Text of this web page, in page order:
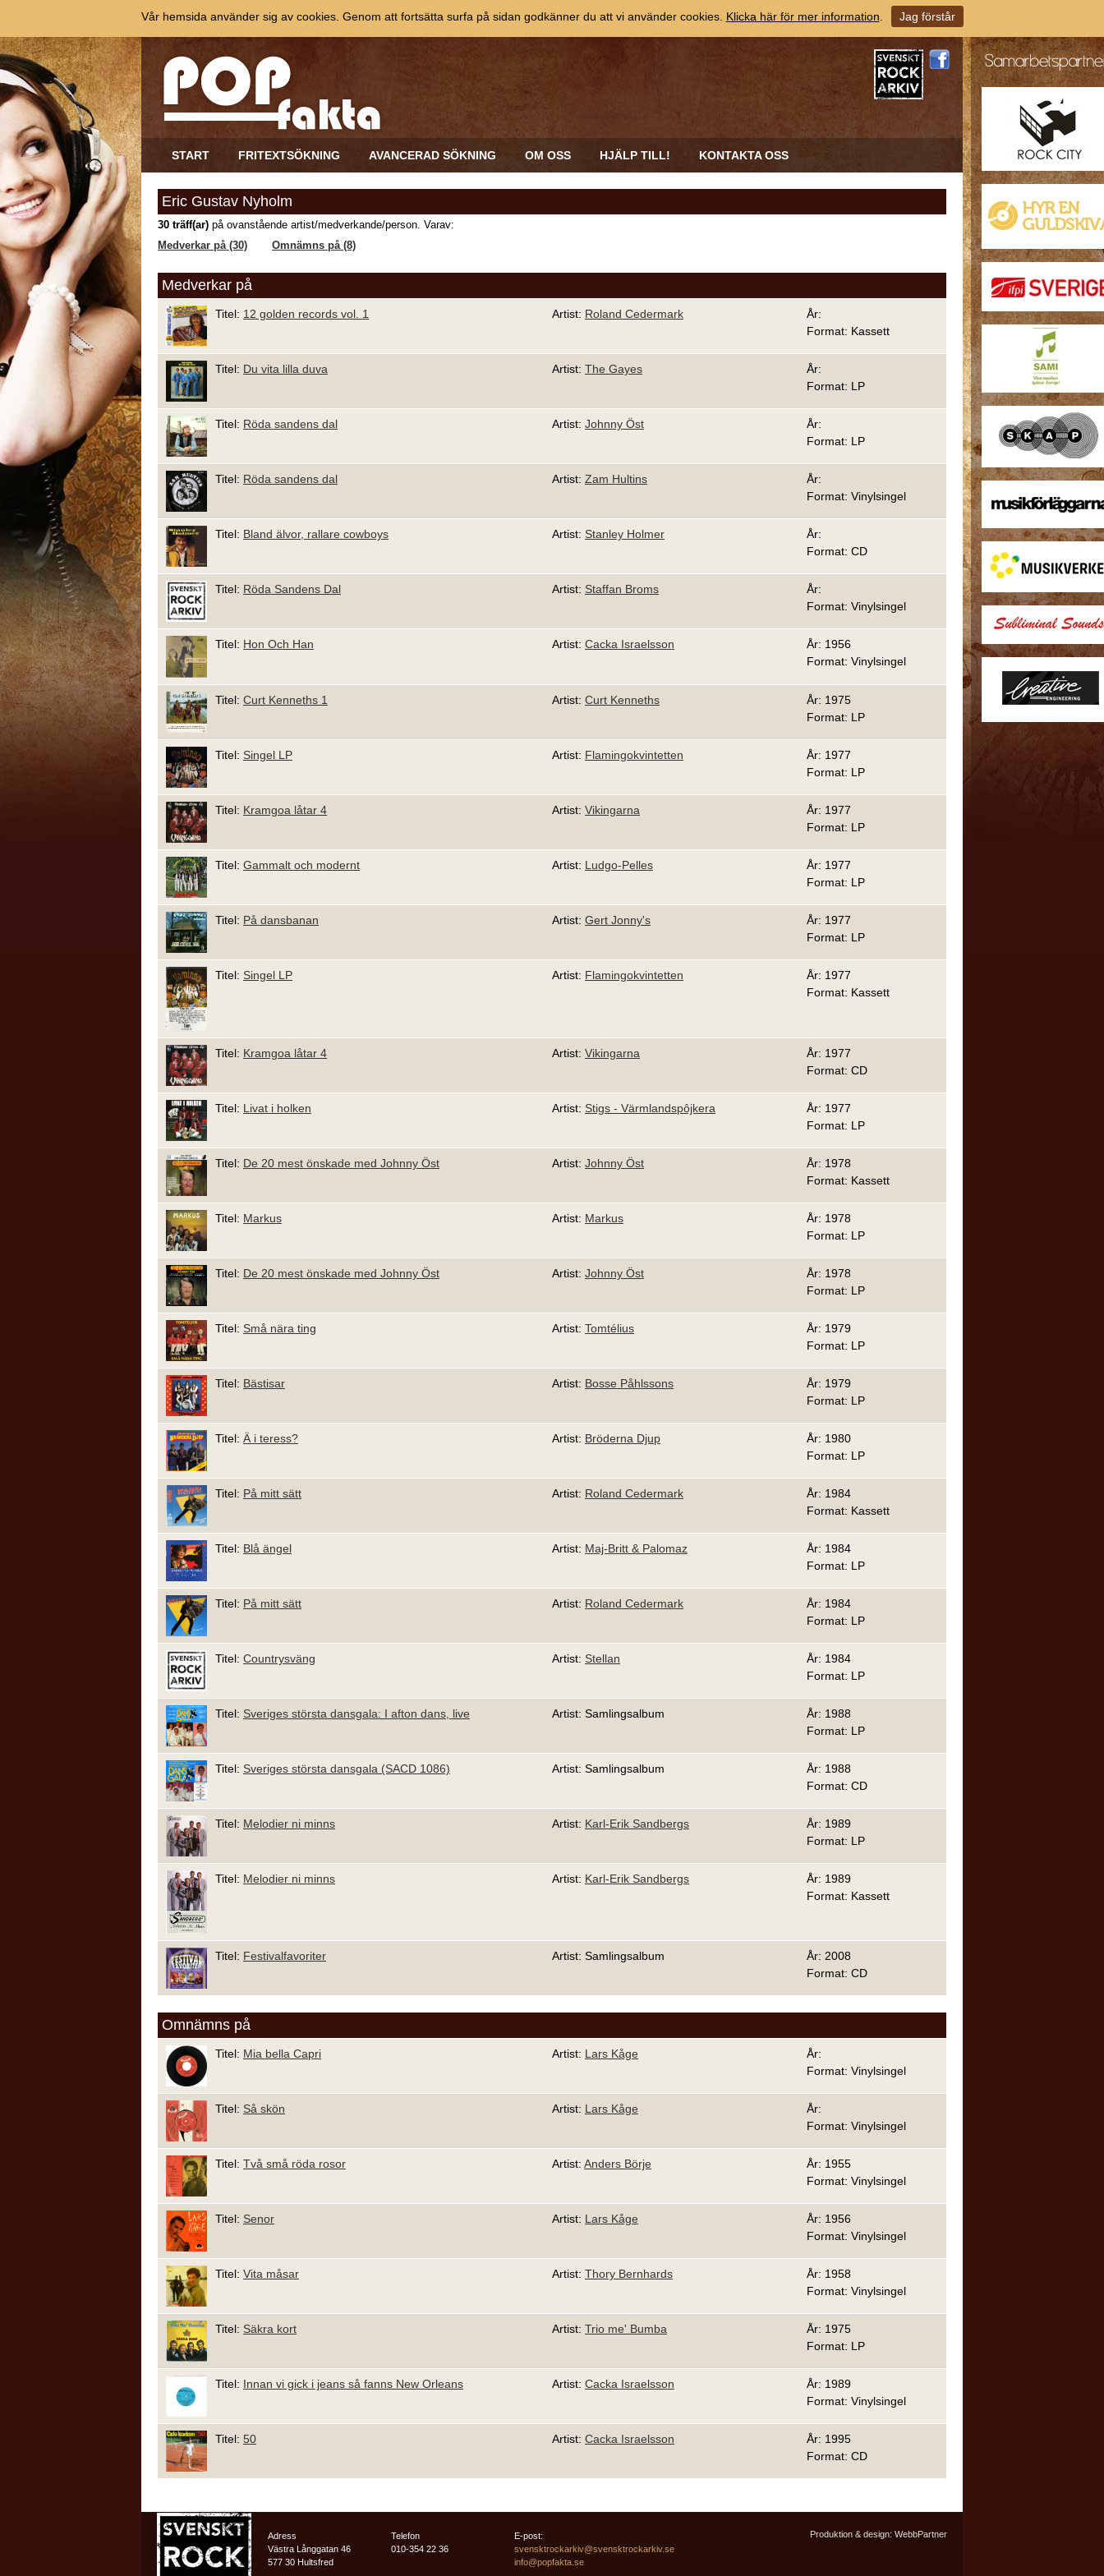
START FRITEXTSÖKNING AVANCERAD SÖKNING OM OSS HJÄLP TILL! KONTAKTA OSS
Eric Gustav Nyholm
30 träff(ar) på ovanstående artist/medverkande/person. Varav:
Medverkar på (30)
Omnämns på (8)
Medverkar på
Titel: 12 golden records vol. 1 Artist: Roland Cedermark
År:
Format: Kassett
Titel: Du vita lilla duva Artist: The Gayes
År:
Format: LP
Titel: Röda sandens dal Artist: Johnny Öst
År:
Format: LP
Titel: Röda sandens dal Artist: Zam Hultins
År:
Format: Vinylsingel
Titel: Bland älvor, rallare cowboys Artist: Stanley Holmer
År:
Format: CD
Titel: Röda Sandens Dal Artist: Staffan Broms
År:
Format: Vinylsingel
Titel: Hon Och Han Artist: Cacka Israelsson
År: 1956
Format: Vinylsingel
Titel: Curt Kenneths 1 Artist: Curt Kenneths
År: 1975
Format: LP
Titel: Singel LP Artist: Flamingokvintetten
År: 1977
Format: LP
Titel: Kramgoa låtar 4 Artist: Vikingarna
År: 1977
Format: LP
Titel: Gammalt och modernt Artist: Ludgo-Pelles
År: 1977
Format: LP
Titel: På dansbanan Artist: Gert Jonny's
År: 1977
Format: LP
Titel: Singel LP Artist: Flamingokvintetten
År: 1977
Format: Kassett
Titel: Kramgoa låtar 4 Artist: Vikingarna
År: 1977
Format: CD
Titel: Livat i holken Artist: Stigs - Värmlandspôjkera
År: 1977
Format: LP
Titel: De 20 mest önskade med Johnny Öst Artist: Johnny Öst
År: 1978
Format: Kassett
Titel: Markus Artist: Markus
År: 1978
Format: LP
Titel: De 20 mest önskade med Johnny Öst Artist: Johnny Öst
År: 1978
Format: LP
Titel: Små nära ting Artist: Tomtélius
År: 1979
Format: LP
Titel: Bästisar Artist: Bosse Påhlssons
År: 1979
Format: LP
Titel: Ä i teress? Artist: Bröderna Djup
År: 1980
Format: LP
Titel: På mitt sätt Artist: Roland Cedermark
År: 1984
Format: Kassett
Titel: Blå ängel Artist: Maj-Britt & Palomaz
År: 1984
Format: LP
Titel: På mitt sätt Artist: Roland Cedermark
År: 1984
Format: LP
Titel: Countrysväng Artist: Stellan
År: 1984
Format: LP
Titel: Sveriges största dansgala: I afton dans, live Artist: Samlingsalbum
År: 1988
Format: LP
Titel: Sveriges största dansgala (SACD 1086) Artist: Samlingsalbum
År: 1988
Format: CD
Titel: Melodier ni minns Artist: Karl-Erik Sandbergs
År: 1989
Format: LP
Titel: Melodier ni minns Artist: Karl-Erik Sandbergs
År: 1989
Format: Kassett
Titel: Festivalfavoriter Artist: Samlingsalbum
År: 2008
Format: CD
Omnämns på
Titel: Mia bella Capri Artist: Lars Kåge
År:
Format: Vinylsingel
Titel: Så skön Artist: Lars Kåge
År:
Format: Vinylsingel
Titel: Två små röda rosor Artist: Anders Börje
År: 1955
Format: Vinylsingel
Titel: Senor Artist: Lars Kåge
År: 1956
Format: Vinylsingel
Titel: Vita måsar Artist: Thory Bernhards
År: 1958
Format: Vinylsingel
Titel: Säkra kort Artist: Trio me' Bumba
År: 1975
Format: LP
Titel: Innan vi gick i jeans så fanns New Orleans Artist: Cacka Israelsson
År: 1989
Format: Vinylsingel
Titel: 50 Artist: Cacka Israelsson
År: 1995
Format: CD
Adress
Västra Långgatan 46
577 30 Hultsfred
Telefon
010-354 22 36
E-post:
svensktrockarkiv@svensktrockarkiv.se
info@popfakta.se
Produktion & design: WebbPartner
Vår hemsida använder sig av cookies. Genom att fortsätta surfa på sidan godkänner du att vi använder cookies. Klicka här för mer information Jag förstår